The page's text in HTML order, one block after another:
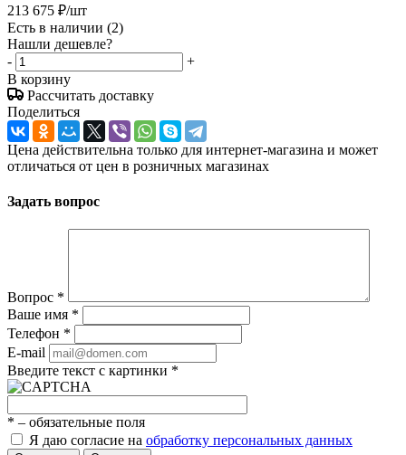
213 675 ₽/шт
Есть в наличии (2)
Нашли дешевле?
-
+
В корзину
Рассчитать доставку
Поделиться
Цена действительна только для интернет-магазина и может
отличаться от цен в розничных магазинах
Задать вопрос
Вопрос *
Ваше имя *
Телефон *
E-mail
Введите текст с картинки *
* – обязательные поля
Я даю согласие на обработку персональных данных